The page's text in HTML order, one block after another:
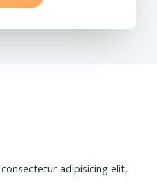
adipisicing elit,